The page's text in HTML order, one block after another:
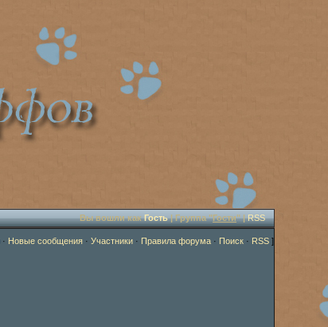
Вы вошли какГость| Группа "Гости" |RSS
· Новые сообщения · Участники · Правила форума · Поиск · RSS ]